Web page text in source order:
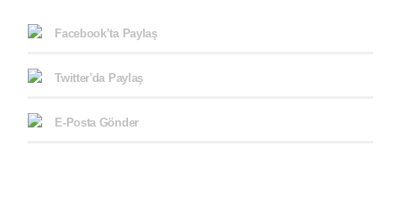
Facebook’ta Paylaş
Twitter'da Paylaş
E-Posta Gönder